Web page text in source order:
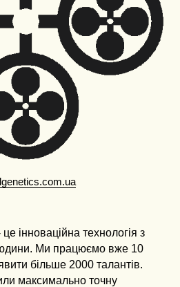
це інноваційна технологія з
Ми працюємо вже 10
більше 2000 талантів.
максимально точну